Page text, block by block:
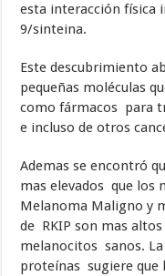
esta interacción física
9/sinteina.
Este descubrimiento
pequeñas moléculas
como fármacos para
e incluso de otros
Ademas se encontró
mas elevados que los
Melanoma Maligno y
de RKIP son mas
melanocitos sanos.
proteínas sugiere que